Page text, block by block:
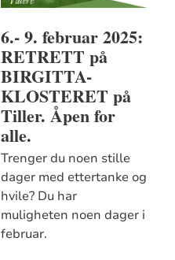
6.- 9. februar 2025:
RETRETT på
BIRGITTA-
KLOSTERET på
Tiller. Åpen for
alle.
Trenger du noen stille
dager med ettertanke og
hvile? Du har
muligheten noen dager i
februar.